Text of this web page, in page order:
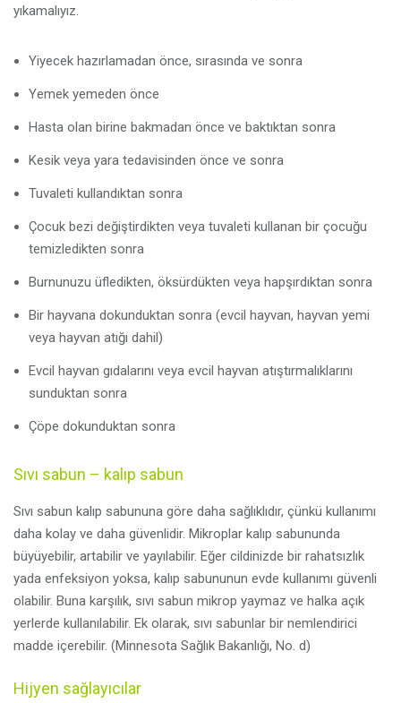
yıkamalıyız.
Yiyecek hazırlamadan önce, sırasında ve sonra
Yemek yemeden önce
Hasta olan birine bakmadan önce ve baktıktan sonra
Kesik veya yara tedavisinden önce ve sonra
Tuvaleti kullandıktan sonra
Çocuk bezi değiştirdikten veya tuvaleti kullanan bir çocuğu
temizledikten sonra
Burnunuzu üfledikten, öksürdükten veya hapşırdıktan sonra
Bir hayvana dokunduktan sonra (evcil hayvan, hayvan yemi
veya hayvan atığı dahil)
Evcil hayvan gıdalarını veya evcil hayvan atıştırmalıklarını
sunduktan sonra
Çöpe dokunduktan sonra
Sıvı sabun – kalıp sabun
Sıvı sabun kalıp sabununa göre daha sağlıklıdır, çünkü kullanımı
daha kolay ve daha güvenlidir. Mikroplar kalıp sabununda
büyüyebilir, artabilir ve yayılabilir. Eğer cildinizde bir rahatsızlık
yada enfeksiyon yoksa, kalıp sabununun evde kullanımı güvenli
olabilir. Buna karşılık, sıvı sabun mikrop yaymaz ve halka açık
yerlerde kullanılabilir. Ek olarak, sıvı sabunlar bir nemlendirici
madde içerebilir. (Minnesota Sağlık Bakanlığı, No. d)
Hijyen sağlayıcılar